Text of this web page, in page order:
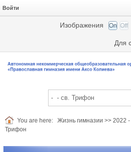
Войти
Изображения
Для
You are here: Жизнь гимназии >> 2022
Трифон